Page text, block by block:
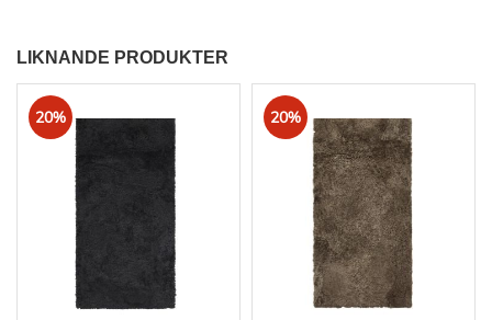
LIKNANDE PRODUKTER
20% 20%